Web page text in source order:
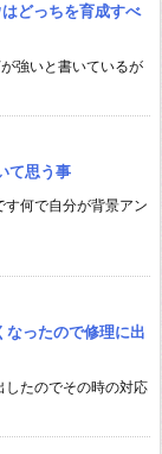
はどっちを育成すべ
強いと書いているが
て思う事
何で自分が背景アン
ったので修理に出
たのでその時の対応